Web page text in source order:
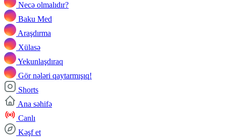
Necə olmalıdır?
Baku Med
Araşdırma
Xülasə
Yekunlaşdıraq
Gör nələri qaytarmışıq!
Shorts
Ana səhifə
Canlı
Kəşf et